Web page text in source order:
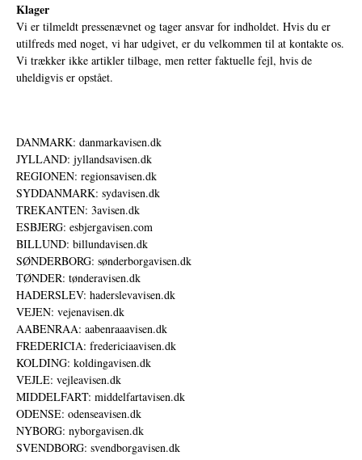
Klager
Vi er tilmeldt pressenævnet og tager ansvar for indholdet. Hvis du er
utilfreds med noget, vi har udgivet, er du velkommen til at kontakte os.
Vi trækker ikke artikler tilbage, men retter faktuelle fejl, hvis de
uheldigvis er opstået.
DANMARK: danmarkavisen.dk
JYLLAND: jyllandsavisen.dk
REGIONEN: regionsavisen.dk
SYDDANMARK: sydavisen.dk
TREKANTEN: 3avisen.dk
ESBJERG: esbjergavisen.com
BILLUND: billundavisen.dk
SØNDERBORG: sønderborgavisen.dk
TØNDER: tønderavisen.dk
HADERSLEV: haderslevavisen.dk
VEJEN: vejenavisen.dk
AABENRAA: aabenraaavisen.dk
FREDERICIA: fredericiaavisen.dk
KOLDING: koldingavisen.dk
VEJLE: vejleavisen.dk
MIDDELFART: middelfartavisen.dk
ODENSE: odenseavisen.dk
NYBORG: nyborgavisen.dk
SVENDBORG: svendborgavisen.dk